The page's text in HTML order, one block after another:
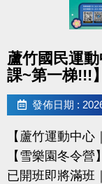
-FB : 桃園市蘆
-IG :
蘆竹國民運
課~第一梯!!!】
發佈日期 :
【蘆竹運動中心
【雪樂園冬令營
已開班即將滿班